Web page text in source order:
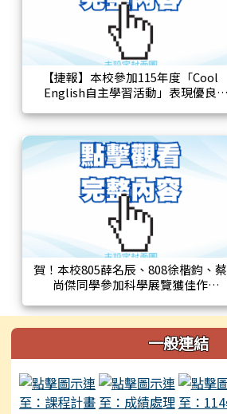
【捷報】本校參加115年度「Cool
English自主學習活動」表現優良
賀！本校805薛名辰、808徐楷鈞、蔡
尚傑同學參加科學展覽獲佳作
左邊區域內容 一般連結